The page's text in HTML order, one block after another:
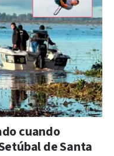
cuando
de Santa